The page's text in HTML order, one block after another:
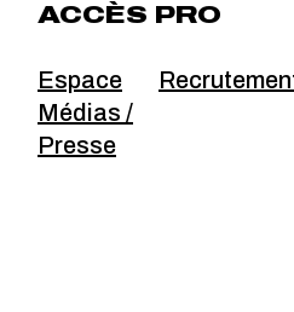
ACCÈS PRO
Espace
Médias /
Presse